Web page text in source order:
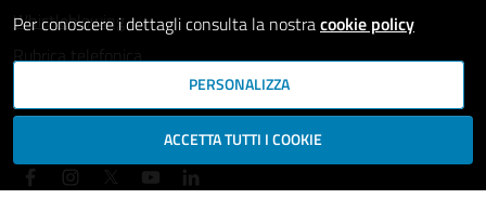
Whistleblowing
Rubrica telefonica
SEGUICI SU
Per conoscere i dettagli consulta la nostracookie policy
PERSONALIZZA
ACCETTA TUTTI I COOKIE